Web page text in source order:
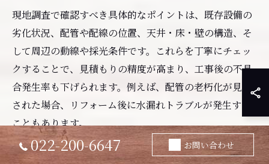
現地調査で確認すべき具体的なポイントは、既存設備の
劣化状況、配管や配線の位置、天井・床・壁の構造、そ
して周辺の動線や採光条件です。これらを丁寧にチェッ
クすることで、見積もりの精度が高まり、工事後の不具
合発生率も下げられます。例えば、配管の老朽化が見逃
された場合、リフォーム後に水漏れトラブルが発生する
こともあります。
現地調査はプロのリフォーム業者に依頼し、写真や図面
022-200-6647 お問い合わせ